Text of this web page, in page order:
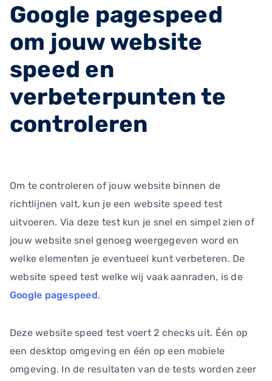
Google pagespeed
om jouw website
speed en
verbeterpunten te
controleren
Om te controleren of jouw website binnen de
richtlijnen valt, kun je een website speed test
uitvoeren. Via deze test kun je snel en simpel zien of
jouw website snel genoeg weergegeven word en
welke elementen je eventueel kunt verbeteren. De
website speed test welke wij vaak aanraden, is de
Google pagespeed.
Deze website speed test voert 2 checks uit. Één op
een desktop omgeving en één op een mobiele
omgeving. In de resultaten van de tests worden zeer